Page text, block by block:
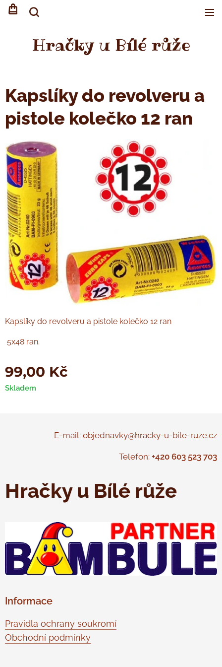
Hračky u Bílé růže
Kapslíky do revolveru a
pistole kolečko 12 ran
Kapslíky do revolveru a pistole kolečko 12 ran
5x48 ran.
99,00 Kč
Skladem
E-mail: objednavky@hracky-u-bile-ruze.cz
Telefon: +420 603 523 703
Hračky u Bílé růže
Informace
Pravidla ochrany soukromí
Obchodní podmínky